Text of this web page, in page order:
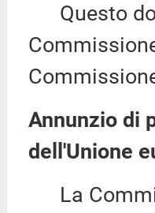
Questo
Annunzio di
dell'Unione
La